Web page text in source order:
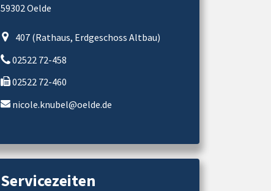
59302 Oelde
407 (Rathaus, Erdgeschoss Altbau)
02522 72-458
02522 72-460
nicole.knubel@oelde.de
Servicezeiten